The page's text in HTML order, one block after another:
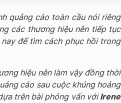
quảng cáo toàn cầu nói riêng
các thương hiệu nên tiếp tục
để tìm cách phục hồi trong
hiệu nên làm vậy đồng thời
cáo sau cuộc khủng hoảng
trên bài phỏng vấn vớiIrene